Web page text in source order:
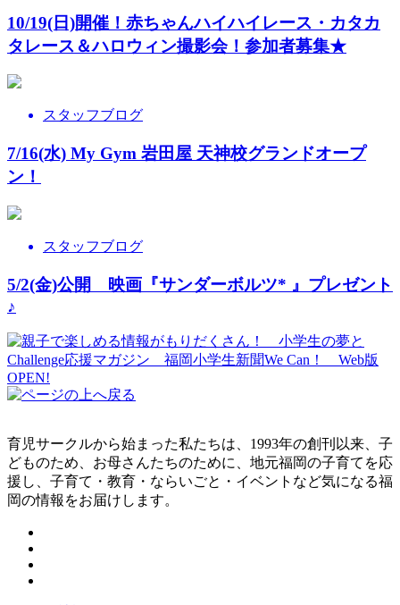
10/19(日)開催！赤ちゃんハイハイレース・カタカ
タレース＆ハロウィン撮影会！参加者募集★
スタッフブログ
7/16(水) My Gym 岩田屋 天神校グランドオープ
ン！
スタッフブログ
5/2(金)公開 映画『サンダーボルツ* 』プレゼント
♪
育児サークルから始まった私たちは、1993年の創刊以来、子
どものため、お母さんたちのために、地元福岡の子育てを応
援し、子育て・教育・ならいごと・イベントなど気になる福
岡の情報をお届けします。